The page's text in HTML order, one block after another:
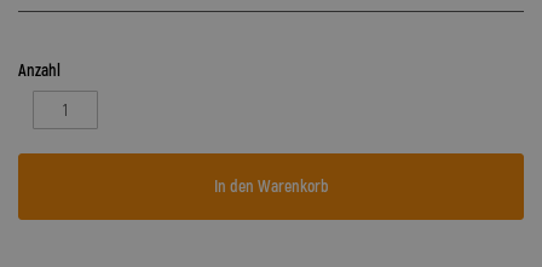
Anzahl
In den Warenkorb